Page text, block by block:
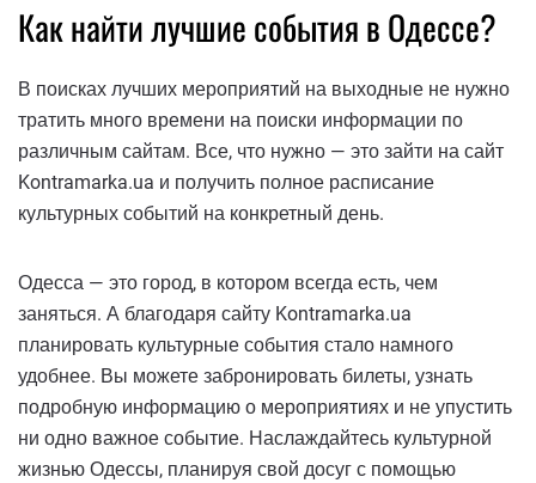
Как найти лучшие события в Одессе?
В поисках лучших мероприятий на выходные не нужно
тратить много времени на поиски информации по
различным сайтам. Все, что нужно — это зайти на сайт
Kontramarka.ua и получить полное расписание
культурных событий на конкретный день.
Одесса — это город, в котором всегда есть, чем
заняться. А благодаря сайту Kontramarka.ua
планировать культурные события стало намного
удобнее. Вы можете забронировать билеты, узнать
подробную информацию о мероприятиях и не упустить
ни одно важное событие. Наслаждайтесь культурной
жизнью Одессы, планируя свой досуг с помощью